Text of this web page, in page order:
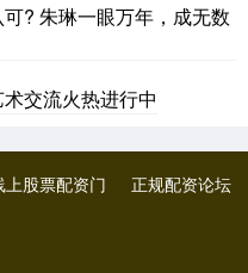
? 朱琳一眼万年，成无数
交流火热进行中
上股票配资门 正规配资论坛